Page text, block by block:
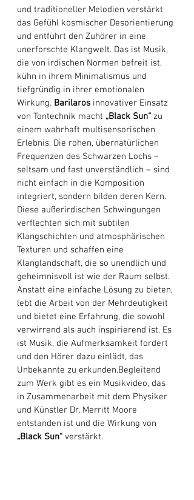
und traditioneller Melodien verstärkt
das Gefühl kosmischer Desorientierung
und entführt den Zuhörer in eine
unerforschte Klangwelt. Das ist Musik,
die von irdischen Normen befreit ist,
kühn in ihrem Minimalismus und
tiefgründig in ihrer emotionalen
Wirkung. Barilaros innovativer Einsatz
von Tontechnik macht „Black Sun“ zu
einem wahrhaft multisensorischen
Erlebnis. Die rohen, übernatürlichen
Frequenzen des Schwarzen Lochs –
seltsam und fast unverständlich – sind
nicht einfach in die Komposition
integriert, sondern bilden deren Kern.
Diese außerirdischen Schwingungen
verflechten sich mit subtilen
Klangschichten und atmosphärischen
Texturen und schaffen eine
Klanglandschaft, die so unendlich und
geheimnisvoll ist wie der Raum selbst.
Anstatt eine einfache Lösung zu bieten,
lebt die Arbeit von der Mehrdeutigkeit
und bietet eine Erfahrung, die sowohl
verwirrend als auch inspirierend ist. Es
ist Musik, die Aufmerksamkeit fordert
und den Hörer dazu einlädt, das
Unbekannte zu erkunden.Begleitend
zum Werk gibt es ein Musikvideo, das
in Zusammenarbeit mit dem Physiker
und Künstler Dr. Merritt Moore
entstanden ist und die Wirkung von
„Black Sun“ verstärkt.